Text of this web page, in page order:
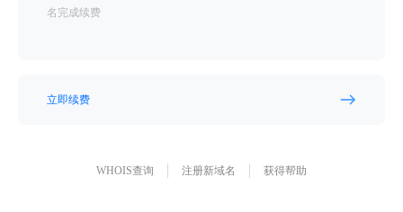
名完成续费
立即续费
WHOIS查询 注册新域名 获得帮助